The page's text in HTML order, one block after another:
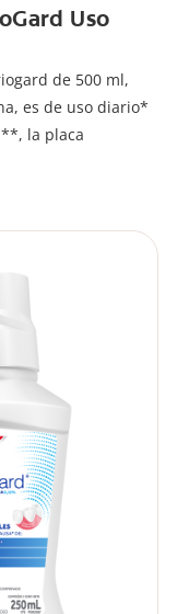
Uso
de 500 ml,
es de uso diario*
la placa